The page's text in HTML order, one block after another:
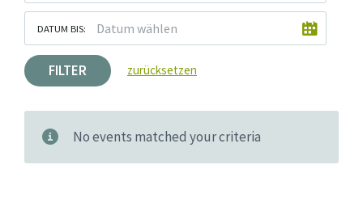
DATUM BIS:
FILTER zurücksetzen
No events matched your criteria